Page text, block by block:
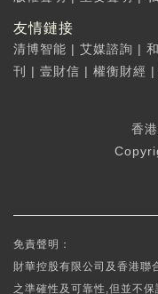
友情鏈接
清博智能 | 艾媒諮詢 |
刊
| 壹財信 | 權衡財經 |
香
免責聲明：
財華控股有限公司及香港聯
之準確性及可靠性,但並不